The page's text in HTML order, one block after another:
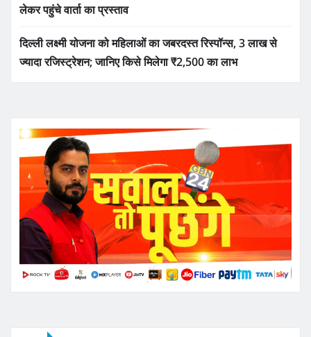
लेकर पहुंचे वार्ता का प्रस्ताव
दिल्ली लक्ष्मी योजना को महिलाओं का जबरदस्त रिस्पॉन्स, 3 लाख से
ज्यादा रजिस्ट्रेशन; जानिए किसे मिलेगा ₹2,500 का लाभ